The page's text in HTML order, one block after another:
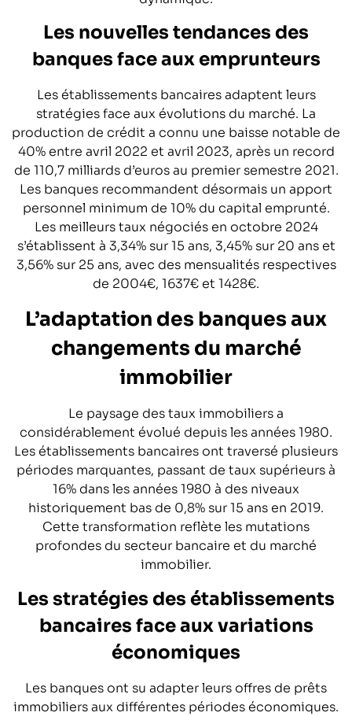
Les nouvelles tendances des
banques face aux emprunteurs
Les établissements bancaires adaptent leurs
stratégies face aux évolutions du marché. La
production de crédit a connu une baisse notable de
40% entre avril 2022 et avril 2023, après un record
de 110,7 milliards d’euros au premier semestre 2021.
Les banques recommandent désormais un apport
personnel minimum de 10% du capital emprunté.
Les meilleurs taux négociés en octobre 2024
s’établissent à 3,34% sur 15 ans, 3,45% sur 20 ans et
3,56% sur 25 ans, avec des mensualités respectives
de 2004€, 1637€ et 1428€.
L’adaptation des banques aux
changements du marché
immobilier
Le paysage des taux immobiliers a
considérablement évolué depuis les années 1980.
Les établissements bancaires ont traversé plusieurs
périodes marquantes, passant de taux supérieurs à
16% dans les années 1980 à des niveaux
historiquement bas de 0,8% sur 15 ans en 2019.
Cette transformation reflète les mutations
profondes du secteur bancaire et du marché
immobilier.
Les stratégies des établissements
bancaires face aux variations
économiques
Les banques ont su adapter leurs offres de prêts
immobiliers aux différentes périodes économiques.